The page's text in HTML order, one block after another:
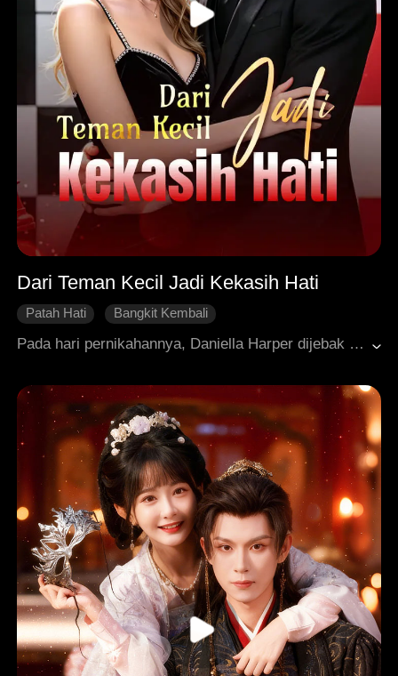
Dari Teman Kecil Jadi Kekasih Hati
Patah Hati
Bangkit Kembali
Roman Modern
Pada hari pernikahannya, Daniella Harper dijebak oleh saudari tirinya, Joyce, dengan tuduhan pembakaran. Suaminya, Alexander, memihak Joyce dan terus-menerus mempermalukannya. Dengan hati yang terluka, Daniella dengan tegas menceraikan Alexander, lalu menyingkap jati dirinya yang sesungguhnya sebagai CEO sebuah merek mewah ternama. Dia membongkar seluruh kebenaran dan melancarkan aksi kebangkitan yang gemilang. Mereka yang dulu meremehkannya kini menuai apa yang mereka tabur, sementara hubungan Daniella dengan Cedric Phillips, mantan teman sekelasnya, diam-diam mulai bersemi.